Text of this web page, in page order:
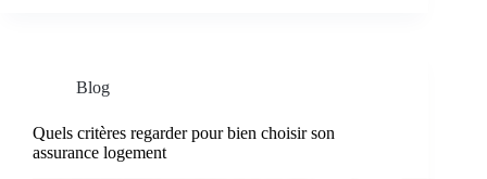
Blog
Quels critères regarder pour bien choisir son
assurance logement